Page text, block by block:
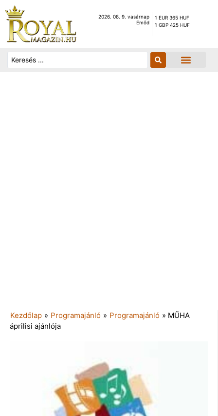
2026. 08. 9. vasárnap
Emőd
1 EUR 365 HUF
1 GBP 425 HUF
Kezdőlap » Programajánló » Programajánló » MŰHA
áprilisi ajánlója